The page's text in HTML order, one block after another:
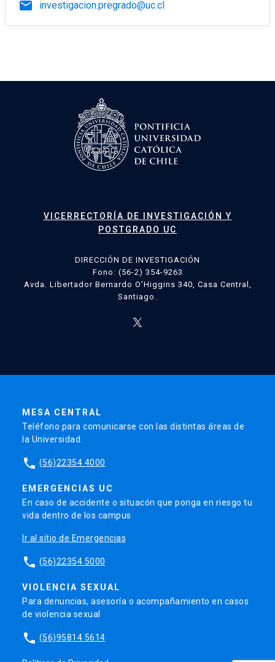
email investigacion.pregrado@uc.cl
VICERRECTORÍA DE INVESTIGACIÓN Y
POSTGRADO UC
DIRECCIÓN DE INVESTIGACIÓN
Fono: (56-2) 354-9263
Avda. Libertador Bernardo O’Higgins 340, Casa Central,
Santiago.
MESA CENTRAL
Teléfono para comunicarse con las distintas áreas de
la Universidad.
phone (56)22354 4000
EMERGENCIAS UC
En caso de accidente o situacón que ponga en riesgo tu
vida dentro de los campus
Ir al sitio de Emergencias
phone (56)22354 5000
VIOLENCIA SEXUAL
Para denuncias, asesoría o acompañamiento en casos
de violencia sexual
phone (56)95814 5614